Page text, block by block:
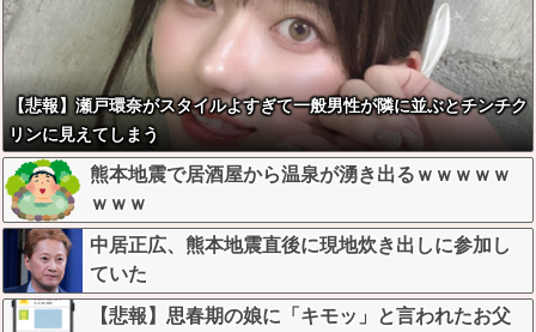
【悲報】瀬戸環奈がスタイルよすぎて一般男性が隣に並ぶとチンチク
リンに見えてしまう
熊本地震で居酒屋から温泉が湧き出るｗｗｗｗｗ
ｗｗｗ
中居正広、熊本地震直後に現地炊き出しに参加し
ていた
【悲報】思春期の娘に「キモッ」と言われたお父